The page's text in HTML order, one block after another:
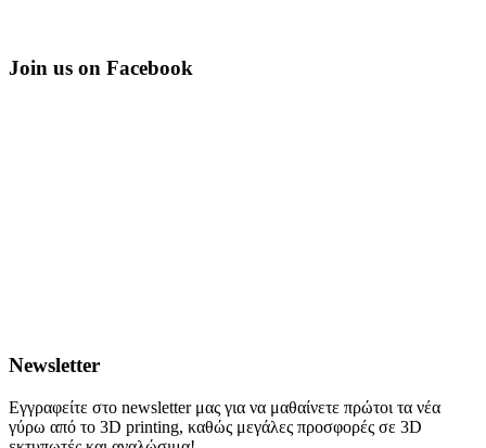
Join us on Facebook
Newsletter
Εγγραφείτε στο newsletter μας για να μαθαίνετε πρώτοι τα νέα
γύρω από το 3D printing, καθώς μεγάλες προσφορές σε 3D